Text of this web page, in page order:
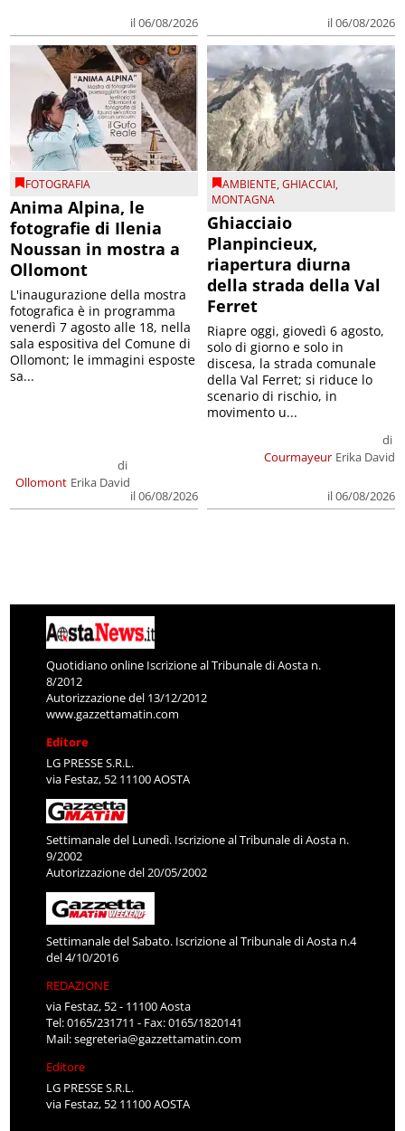
il 06/08/2026 il 06/08/2026
FOTOGRAFIA
Anima Alpina, le
fotografie di Ilenia
Noussan in mostra a
Ollomont
Ollomont
di
Erika David
il 06/08/2026
L'inaugurazione della mostra
fotografica è in programma
venerdì 7 agosto alle 18, nella
sala espositiva del Comune di
Ollomont; le immagini esposte
sa...
AMBIENTE,GHIACCIAI,
MONTAGNA
Ghiacciaio
Planpincieux,
riapertura diurna
della strada della Val
Ferret
Courmayeur
di
Erika David
il 06/08/2026
Riapre oggi, giovedì 6 agosto,
solo di giorno e solo in
discesa, la strada comunale
della Val Ferret; si riduce lo
scenario di rischio, in
movimento u...
Quotidiano online Iscrizione al Tribunale di Aosta n.
8/2012
Autorizzazione del 13/12/2012
www.gazzettamatin.com
Editore
LG PRESSE S.R.L.
via Festaz, 52 11100 AOSTA
Settimanale del Lunedì. Iscrizione al Tribunale di Aosta n.
9/2002
Autorizzazione del 20/05/2002
Settimanale del Sabato. Iscrizione al Tribunale di Aosta n.4
del 4/10/2016
REDAZIONE
via Festaz, 52 - 11100 Aosta
Tel: 0165/231711 - Fax: 0165/1820141
Mail:segreteria@gazzettamatin.com
Editore
LG PRESSE S.R.L.
via Festaz, 52 11100 AOSTA